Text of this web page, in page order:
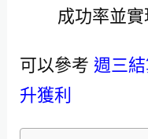
成功率並
可以參考 週三
升獲利